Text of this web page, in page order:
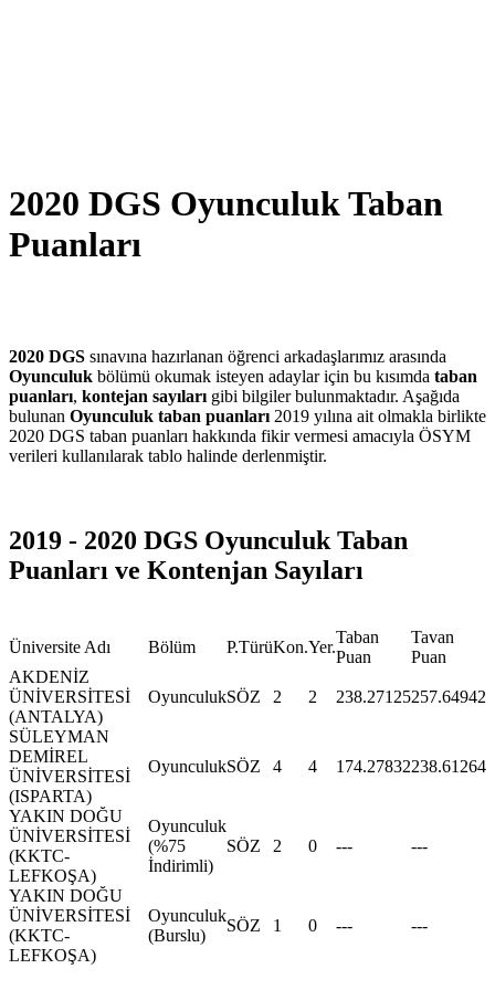
2020 DGS Oyunculuk Taban
Puanları
2020 DGS sınavına hazırlanan öğrenci arkadaşlarımız arasında
Oyunculuk bölümü okumak isteyen adaylar için bu kısımda taban
puanları, kontejan sayıları gibi bilgiler bulunmaktadır. Aşağıda
bulunan Oyunculuk taban puanları 2019 yılına ait olmakla birlikte
2020 DGS taban puanları hakkında fikir vermesi amacıyla ÖSYM
verileri kullanılarak tablo halinde derlenmiştir.
2019 - 2020 DGS Oyunculuk Taban
Puanları ve Kontenjan Sayıları
Üniversite Adı Bölüm P.TürüKon.Yer.
Taban
Puan
Tavan
Puan
AKDENİZ
ÜNİVERSİTESİ
(ANTALYA)
OyunculukSÖZ 2 2 238.27125257.64942
SÜLEYMAN
DEMİREL
ÜNİVERSİTESİ
(ISPARTA)
OyunculukSÖZ 4 4 174.27832238.61264
YAKIN DOĞU
ÜNİVERSİTESİ
(KKTC-
LEFKOŞA)
Oyunculuk
(%75
İndirimli)
SÖZ 2 0 --- ---
YAKIN DOĞU
ÜNİVERSİTESİ
(KKTC-
LEFKOŞA)
Oyunculuk
(Burslu)
SÖZ 1 0 --- ---